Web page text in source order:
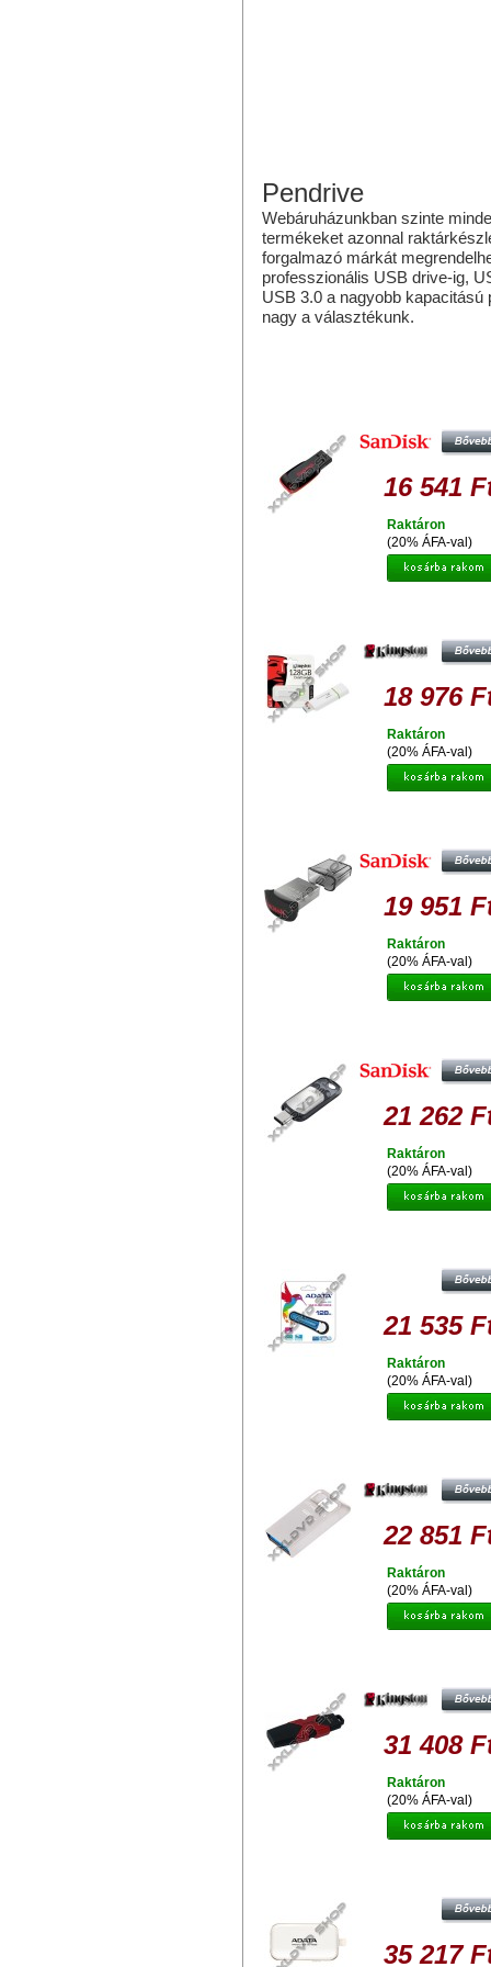
Pendrive
Webáruházunkban szinte
termékeket azonnal
forgalmazó márkát
professzionális USB drive-ig,
USB 3.0 a nagyobb
nagy a választékunk.
16 541
(20% ÁFA-val)
Raktáron
18 976
(20% ÁFA-val)
Raktáron
19 951
(20% ÁFA-val)
Raktáron
21 262
(20% ÁFA-val)
Raktáron
21 535
(20% ÁFA-val)
Raktáron
22 851
(20% ÁFA-val)
Raktáron
31 408
(20% ÁFA-val)
Raktáron
CSATLAKOZÓVAL, APPLE
IPAD KÉSZÜLÉ
35 217